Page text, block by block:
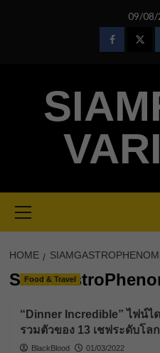
09/08/
Facebook
Menu
HOME
Food & Travel
“Dinner Incredible” ไฟน์
รวมตัวของ 13 เชฟระดับโลก
BlackBlood 01/03/2022